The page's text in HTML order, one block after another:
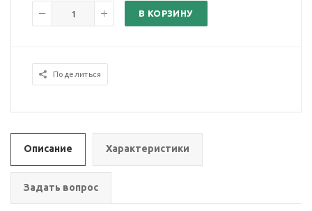
В КОРЗИНУ
Поделиться
Описание Характеристики
Задать вопрос